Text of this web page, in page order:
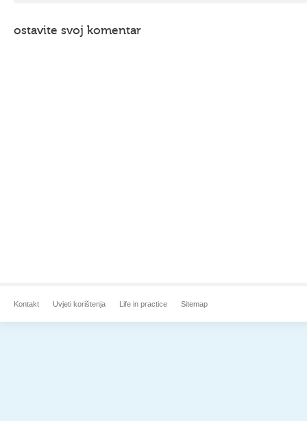
ostavite svoj komentar
Kontakt Uvjeti korištenja Life in practice Sitemap